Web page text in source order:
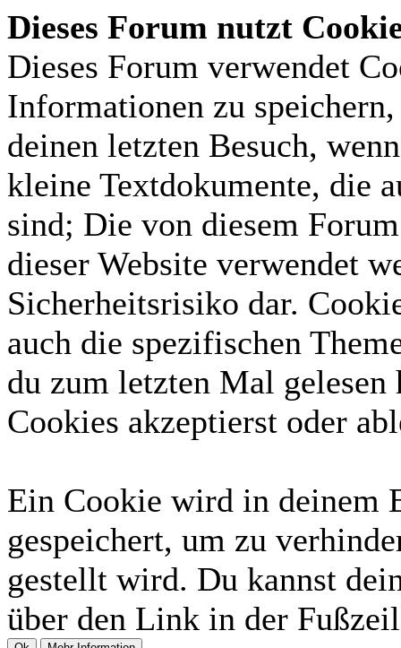
Dieses Forum nutzt
Dieses Forum verwendet
Informationen zu
deinen letzten Besuch,
kleine Textdokumente, die
sind; Die von diesem
dieser Website verwendet
Sicherheitsrisiko dar.
auch die spezifischen
du zum letzten Mal gelesen
Cookies akzeptierst oder
Ein Cookie wird in deinem
gespeichert, um zu
gestellt wird. Du kannst
über den Link in der